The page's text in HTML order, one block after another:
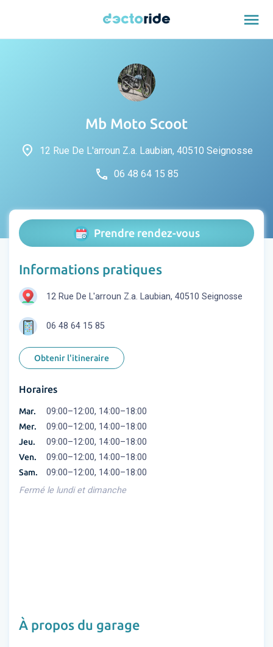
menu
Mb Moto Scoot
place 12 Rue De L'arroun Z.a. Laubian, 40510 Seignosse
phone 06 48 64 15 85
Prendre rendez-vous
Informations pratiques
12 Rue De L'arroun Z.a. Laubian, 40510 Seignosse
06 48 64 15 85
Obtenir l'itineraire
Horaires
Mar. 09:00–12:00, 14:00–18:00
Mer. 09:00–12:00, 14:00–18:00
Jeu. 09:00–12:00, 14:00–18:00
Ven. 09:00–12:00, 14:00–18:00
Sam.
09:00–12:00, 14:00–18:00
Fermé le lundi et dimanche
À propos du garage